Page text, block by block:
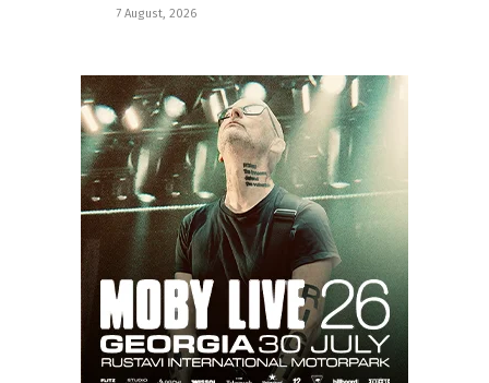
7 August, 2026